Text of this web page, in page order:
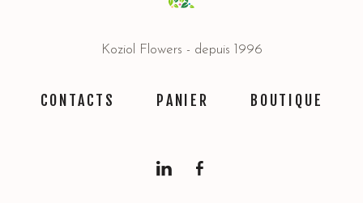
Koziol Flowers - depuis 1996
CONTACTS PANIER BOUTIQUE